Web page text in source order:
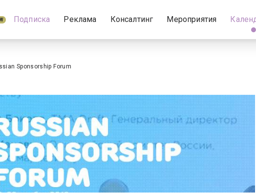
Подписка Реклама Консалтинг Мероприятия
Sponsorship Forum